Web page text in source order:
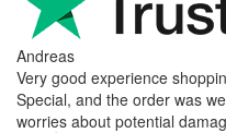
Andreas
Very good experience
Special, and the order was
worries about potential